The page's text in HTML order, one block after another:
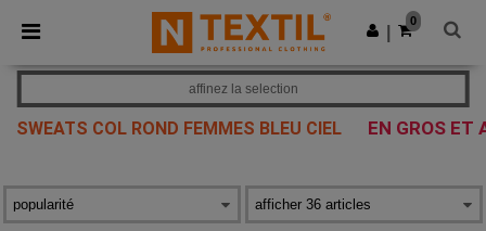
× Appli Ntextil
Meilleurs prix sur l’app !
Obtenir l'appli
0
SWEATS COL ROND FEMMES BLEU CIEL EN GROS ET
affinez la selection